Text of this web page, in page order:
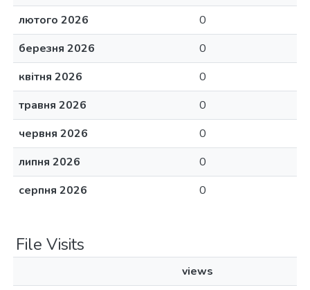
лютого 2026
0
березня 2026
0
квітня 2026
0
травня 2026
0
червня 2026
0
липня 2026
0
серпня 2026
0
File Visits
views